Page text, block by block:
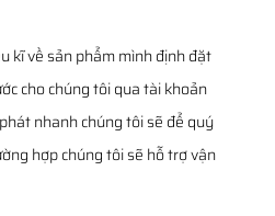
kĩ về sản phẩm mình định đặt
cho chúng tôi qua tài khoản
nhanh chúng tôi sẽ để quý
hợp chúng tôi sẽ hỗ trợ vận